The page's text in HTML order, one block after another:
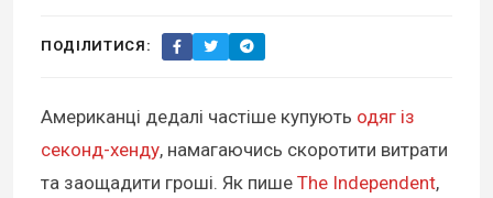
ПОДІЛИТИСЯ:
Американці дедалі частіше купують одяг із
секонд-хенду, намагаючись скоротити витрати
та заощадити гроші. Як пише The Independent,